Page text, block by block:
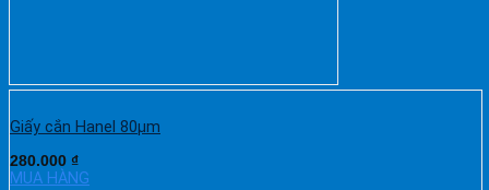
Giấy cắn Hanel 80µm
280.000 ₫
MUA HÀNG